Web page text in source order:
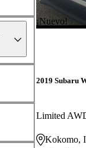
¡Nuevo!
2019 Subaru
Limited
Kokomo,